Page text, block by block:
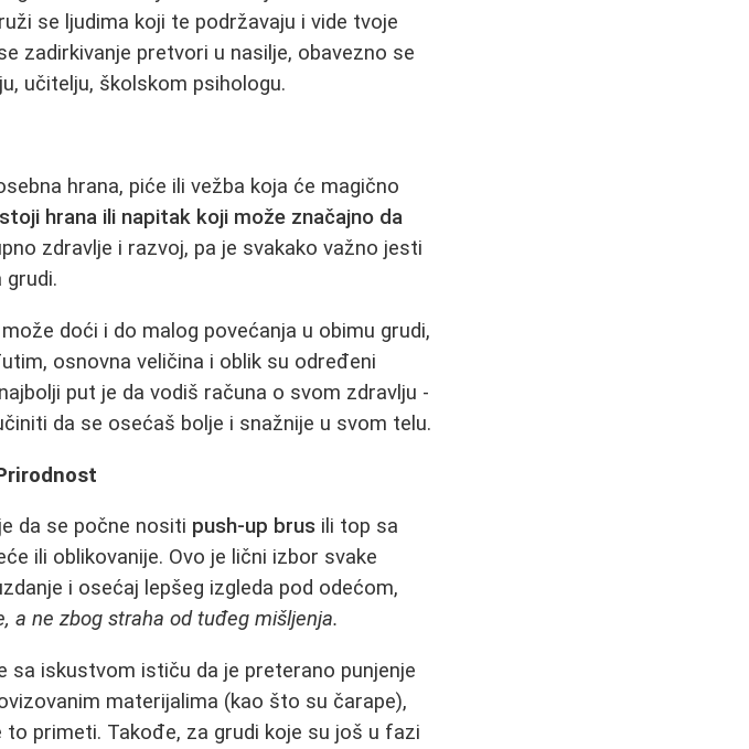
se ljudima koji te podržavaju i vide tvoje
zadirkivanje pretvori u nasilje, obavezno se
učitelju, školskom psihologu.
hrana, piće ili vežba koja će magično
hrana ili napitak koji može značajno da
zdravlje i razvoj, pa je svakako važno jesti
doći i do malog povećanja u obimu grudi,
osnovna veličina i oblik su određeni
put je da vodiš računa o svom zdravlju -
da se osećaš bolje i snažnije u svom telu.
da se počne nositi push-up brus ili top sa
ili oblikovanije. Ovo je lični izbor svake
i osećaj lepšeg izgleda pod odećom,
a ne zbog straha od tuđeg mišljenja.
sa iskustvom ističu da je preterano punjenje
materijalima (kao što su čarape),
primeti. Takođe, za grudi koje su još u fazi